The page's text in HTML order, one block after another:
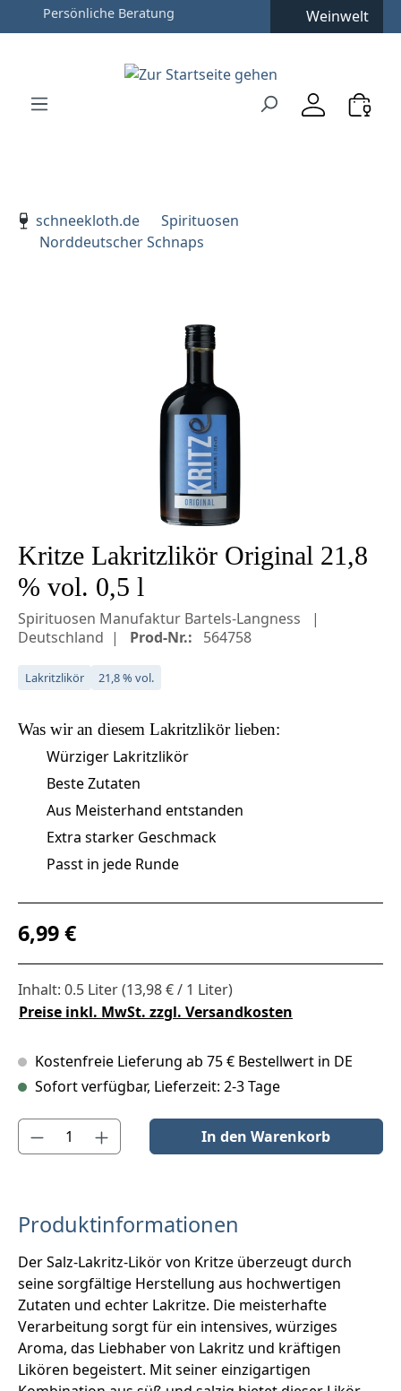
Zum Hauptinhalt springen
Zur Hauptnavigation springen
Weinwelt
schneekloth.de
Spirituosen
Norddeutscher Schnaps
Bildergalerie überspringen
Kritze Lakritzlikör Original 21,8
% vol. 0,5 l
Spirituosen Manufaktur Bartels-Langness
Deutschland
Prod-Nr.: 564758
Lakritzlikör 21,8 % vol.
Was wir an diesem Lakritzlikörlieben:
Würziger Lakritzlikör
Beste Zutaten
Aus Meisterhand entstanden
Extra starker Geschmack
Passt in jede Runde
Regulärer Preis:
6,99 €
Inhalt: 0.5 Liter(13,98 € / 1 Liter)
Preise inkl. MwSt. zzgl. Versandkosten
Kostenfreie Lieferung ab 75 € Bestellwert in DE
Sofort verfügbar, Lieferzeit: 2-3 Tage
Produkt Anzahl: Gib den gewünschten Wert ein oder benutze
In den Warenkorb
Produktinformationen
Der Salz-Lakritz-Likör von Kritze überzeugt durch
seine sorgfältige Herstellung aus hochwertigen
Zutaten und echter Lakritze. Die meisterhafte
Verarbeitung sorgt für ein intensives, würziges
Aroma, das Liebhaber von Lakritz und kräftigen
Likören begeistert. Mit seiner einzigartigen